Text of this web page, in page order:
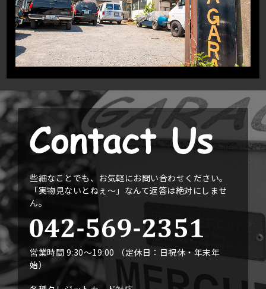
些細なことでも、お気軽にお問い合わせください。
「実物見ないとねぇ〜」なんて返答は絶対にしませ
ん。
営業時間 9:30〜19:00 （定休日：日祝休・年末年
始）